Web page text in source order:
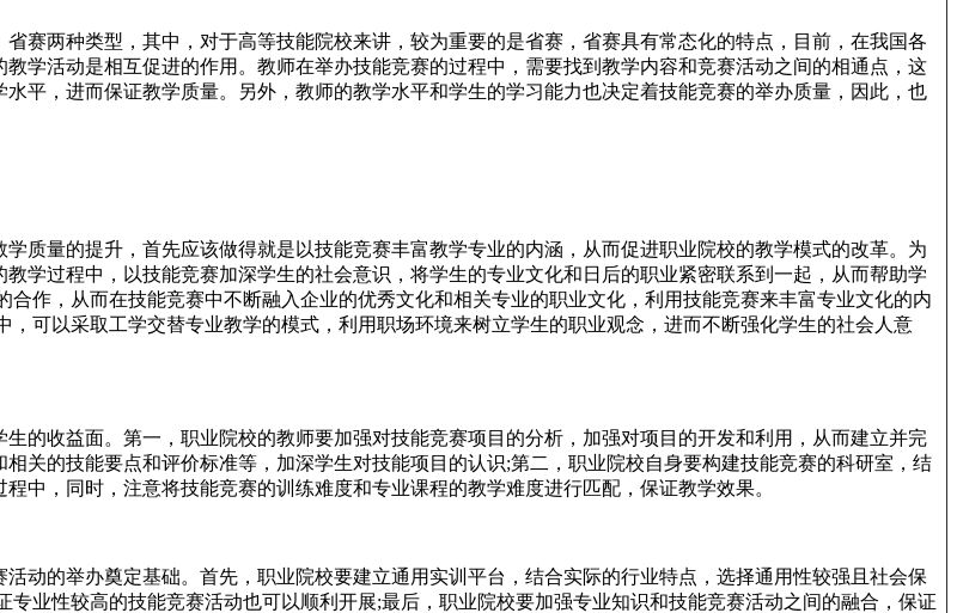
赛两种类型，其中，对于高等技能院校来讲，较为重要的是省赛，省赛具有常态化的特点，目前，在我国各
学活动是相互促进的作用。教师在举办技能竞赛的过程中，需要找到教学内容和竞赛活动之间的相通点，这
平，进而保证教学质量。另外，教师的教学水平和学生的学习能力也决定着技能竞赛的举办质量，因此，也
质量的提升，首先应该做得就是以技能竞赛丰富教学专业的内涵，从而促进职业院校的教学模式的改革。为
学过程中，以技能竞赛加深学生的社会意识，将学生的专业文化和日后的职业紧密联系到一起，从而帮助学
作，从而在技能竞赛中不断融入企业的优秀文化和相关专业的职业文化，利用技能竞赛来丰富专业文化的内
可以采取工学交替专业教学的模式，利用职场环境来树立学生的职业观念，进而不断强化学生的社会人意
的收益面。第一，职业院校的教师要加强对技能竞赛项目的分析，加强对项目的开发和利用，从而建立并完
关的技能要点和评价标准等，加深学生对技能项目的认识;第二，职业院校自身要构建技能竞赛的科研室，结
中，同时，注意将技能竞赛的训练难度和专业课程的教学难度进行匹配，保证教学效果。
动的举办奠定基础。首先，职业院校要建立通用实训平台，结合实际的行业特点，选择通用性较强且社会保
业性较高的技能竞赛活动也可以顺利开展;最后，职业院校要加强专业知识和技能竞赛活动之间的融合，保证